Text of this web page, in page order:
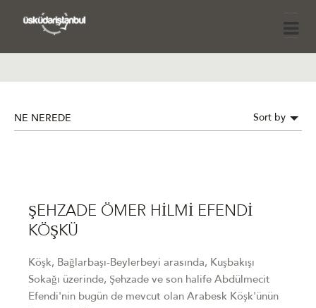
NE NEREDE Sort by
ŞEHZADE ÖMER HİLMİ EFENDİ
KÖŞKÜ
Köşk, Bağlarbaşı-Beylerbeyi arasında, Kuşbakışı
Sokağı üzerinde, Şehzade ve son halife Abdülmecit
Efendi'nin bugün de mevcut olan Arabesk Köşk'ünün